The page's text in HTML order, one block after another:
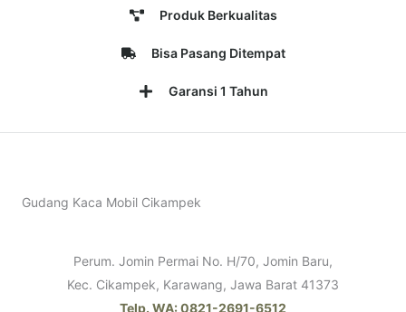
Produk Berkualitas
Bisa Pasang Ditempat
Garansi 1 Tahun
Gudang Kaca Mobil Cikampek
Perum. Jomin Permai No. H/70, Jomin Baru,
Kec. Cikampek, Karawang, Jawa Barat 41373
Telp. WA: 0821-2691-6512